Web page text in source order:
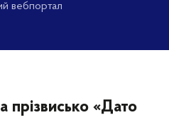
вебпортал
прізвисько «Дато